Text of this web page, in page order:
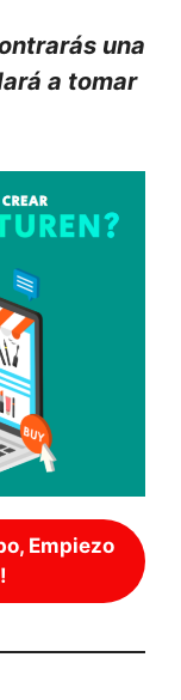
una
a tomar
Empiezo